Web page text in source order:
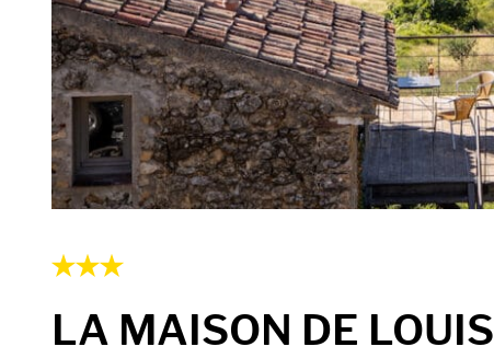
LA MAISON DE LOUIS